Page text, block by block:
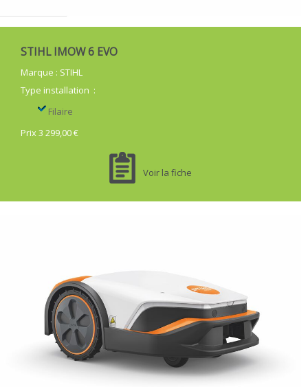
STIHL IMOW 6 EVO
Marque : STIHL
Type installation :
Filaire
Prix 3 299,00 €
Voir la fiche